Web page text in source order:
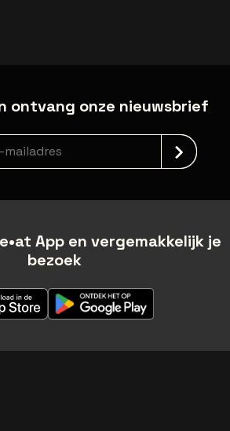
ontvang onze nieuwsbrief
App en vergemakkelijk je
bezoek